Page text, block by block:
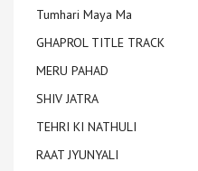
Tumhari Maya Ma
GHAPROL TITLE TRACK
MERU PAHAD
SHIV JATRA
TEHRI KI NATHULI
RAAT JYUNYALI